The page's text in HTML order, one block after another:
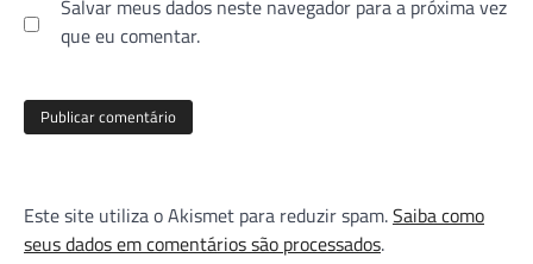
Salvar meus dados neste navegador para a próxima vez
que eu comentar.
Este site utiliza o Akismet para reduzir spam.Saiba como
seus dados em comentários são processados.